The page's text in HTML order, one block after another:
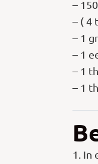
–
– ( 4
– 1
– 1
– 1
– 1
1. In